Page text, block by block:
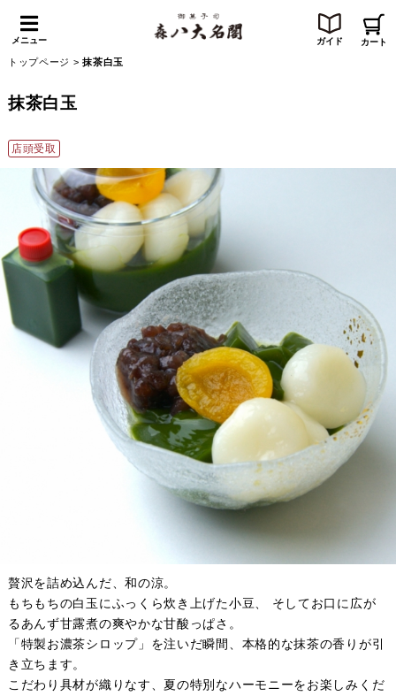
メニュー ガイド カート
トップページ >抹茶白玉
抹茶白玉
店頭受取
贅沢を詰め込んだ、和の涼。
もちもちの白玉にふっくら炊き上げた小豆、 そしてお口に広が
るあんず甘露煮の爽やかな甘酸っぱさ。
「特製お濃茶シロップ」を注いだ瞬間、本格的な抹茶の香りが引
き立ちます。
こだわり具材が織りなす、夏の特別なハーモニーをお楽しみくだ